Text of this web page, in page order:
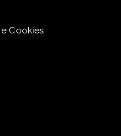
Cookies